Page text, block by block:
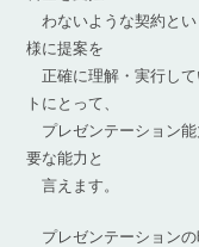
わないような契約とい
様に提案を
正確に理解・実行して
トにとって、
プレゼンテーション能
要な能力と
言えます。
プレゼンテーションの